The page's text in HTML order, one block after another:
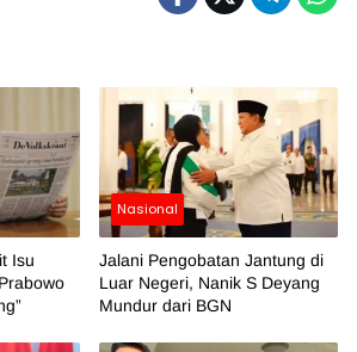
Isu
Nasional
Jalani Pengobatan Jantung di
Luar Negeri, Nanik S Deyang
Mundur dari BGN